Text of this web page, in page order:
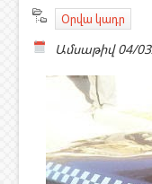
Օրվա կադր
Ամսաթիվ 04/